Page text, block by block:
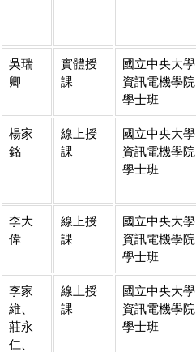
吳瑞
卿
實體授
課
國立中央大學
資訊電機學院
學士班
楊家
銘
線上授
課
國立中央大學
資訊電機學院
學士班
李大
偉
線上授
課
國立中央大學
資訊電機學院
學士班
李家
維、
莊永
仁、
線上授
課
國立中央大學
資訊電機學院
學士班